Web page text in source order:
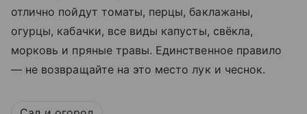
отлично пойдут томаты, перцы, баклажаны,
огурцы, кабачки, все виды капусты, свёкла,
морковь и пряные травы. Единственное правило
— не возвращайте на это место лук и чеснок.